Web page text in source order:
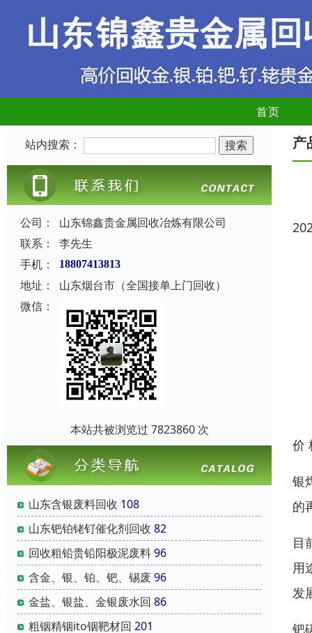
首页
站内搜索：
公司：
山东锦鑫贵金属回收冶炼有限公司
联系：
李先生
手机：
18807413813
地址：
山东烟台市（全国接单上门回收）
微信：
本站共被浏览过 7823860 次
山东含银废料回收 108
山东钯铂铑钌催化剂回收 82
回收粗铅贵铅阳极泥废料96
含金、银、铂、钯、锡废 96
金盐、银盐、金银废水回 86
粗铟精铟ito铟靶材回 201
产
价
银
的
目
用
发
钯